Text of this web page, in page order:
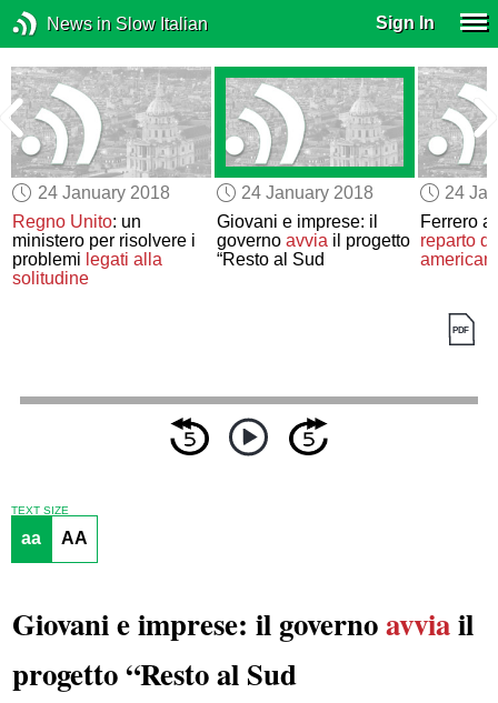
News in Slow Italian Sign In
24 January 2018
Regno Unito: un
ministero per risolvere i
problemi legati alla
solitudine
24 January 2018
Giovani e imprese: il
governo avviail progetto
“Resto al Sud
24
Ferrero
reparto
TEXT SIZE
aa AA
Giovani e imprese: il governoavviail
progetto “Resto al Sud